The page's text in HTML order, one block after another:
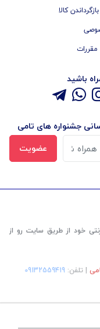
کالا
باشید
جشنواره های تامی
عضویت
خود از طریق سایت رو از
| تلفن: ‎09132559419